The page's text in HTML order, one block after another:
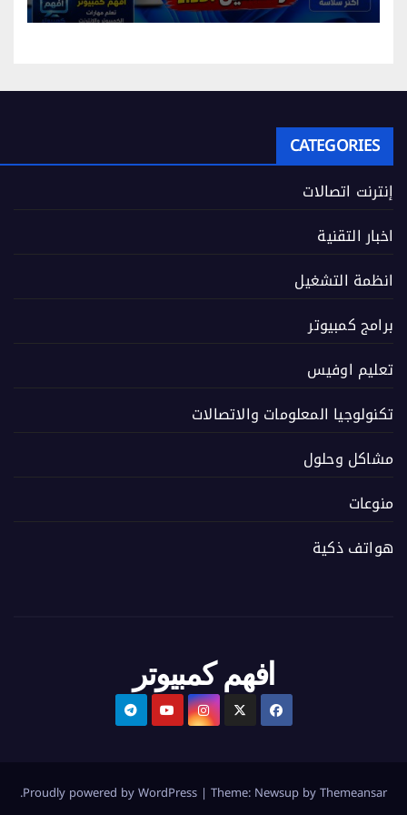
CATEGORIES
إنترنت اتصالات
اخبار التقنية
انظمة التشغيل
برامج كمبيوتر
تعليم اوفيس
تكنولوجيا المعلومات والاتصالات
مشاكل وحلول
منوعات
هواتف ذكية
افهم كمبيوتر
Proudly powered by WordPress | Theme: Newsup byThemeansar
.